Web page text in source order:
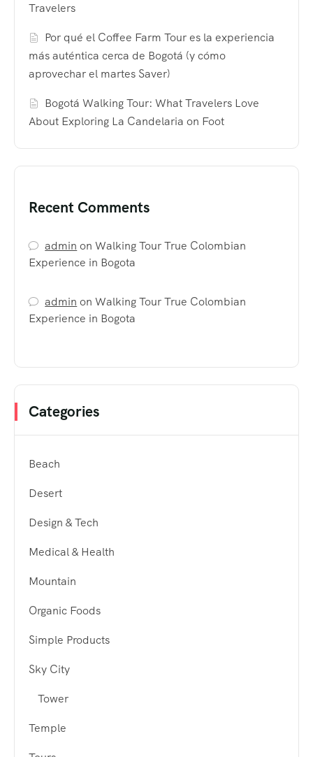
Travelers
Por qué el Coffee Farm Tour es la experiencia
más auténtica cerca de Bogotá (y cómo
aprovechar el martes Saver)
Bogotá Walking Tour: What Travelers Love
About Exploring La Candelaria on Foot
Recent Comments
admin onWalking Tour True Colombian
Experience in Bogota
admin onWalking Tour True Colombian
Experience in Bogota
Categories
Beach
Desert
Design & Tech
Medical & Health
Mountain
Organic Foods
Simple Products
Sky City
Tower
Temple